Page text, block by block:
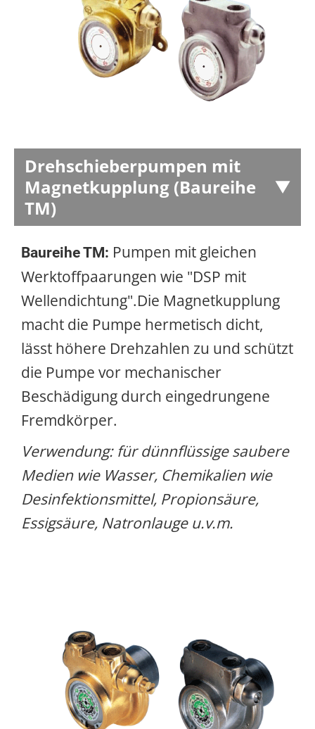
Drehschieberpumpen mit
Magnetkupplung (Baureihe
TM)
Baureihe TM: Pumpen mit gleichen
Werktoffpaarungen wie "DSP mit
Wellendichtung".Die Magnetkupplung
macht die Pumpe hermetisch dicht,
lässt höhere Drehzahlen zu und schützt
die Pumpe vor mechanischer
Beschädigung durch eingedrungene
Fremdkörper.
Verwendung: für dünnflüssige saubere
Medien wie Wasser, Chemikalien wie
Desinfektionsmittel, Propionsäure,
Essigsäure, Natronlauge u.v.m.